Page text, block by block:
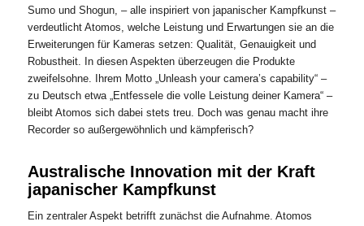
Sumo und Shogun, – alle inspiriert von japanischer Kampfkunst –
verdeutlicht Atomos, welche Leistung und Erwartungen sie an die
Erweiterungen für Kameras setzen: Qualität, Genauigkeit und
Robustheit. In diesen Aspekten überzeugen die Produkte
zweifelsohne. Ihrem Motto „Unleash your camera’s capability“ –
zu Deutsch etwa „Entfessele die volle Leistung deiner Kamera“ –
bleibt Atomos sich dabei stets treu. Doch was genau macht ihre
Recorder so außergewöhnlich und kämpferisch?
Australische Innovation mit der Kraft
japanischer Kampfkunst
Ein zentraler Aspekt betrifft zunächst die Aufnahme. Atomos